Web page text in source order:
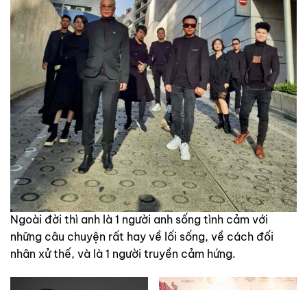
Ngoài đời thì anh là 1 người anh sống tình cảm với
những câu chuyện rất hay về lối sống, về cách đối
nhân xử thế, và là 1 người truyền cảm hứng.